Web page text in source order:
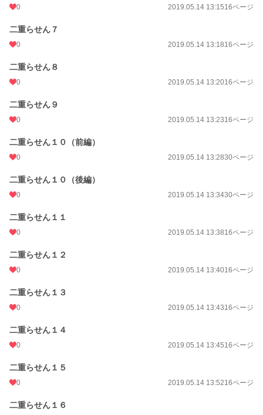
0 2019.05.14 13:1516ページ
二重らせん７
0 2019.05.14 13:1816ページ
二重らせん８
0 2019.05.14 13:2016ページ
二重らせん９
0 2019.05.14 13:2316ページ
二重らせん１０（前編）
0 2019.05.14 13:2830ページ
二重らせん１０（後編）
0 2019.05.14 13:3430ページ
二重らせん１１
0 2019.05.14 13:3816ページ
二重らせん１２
0 2019.05.14 13:4016ページ
二重らせん１３
0 2019.05.14 13:4316ページ
二重らせん１４
0 2019.05.14 13:4516ページ
二重らせん１５
0 2019.05.14 13:5216ページ
二重らせん１６